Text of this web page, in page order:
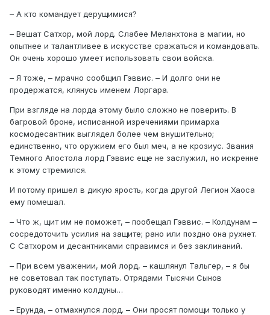
– А кто командует дерущимися?
– Вешат Сатхор, мой лорд. Слабее Меланхтона в магии, но
опытнее и талантливее в искусстве сражаться и командовать.
Он очень хорошо умеет использовать свои войска.
– Я тоже, – мрачно сообщил Гэввис. – И долго они не
продержатся, клянусь именем Лоргара.
При взгляде на лорда этому было сложно не поверить. В
багровой броне, исписанной изречениями примарха
космодесантник выглядел более чем внушительно;
единственно, что оружием его был меч, а не крозиус. Звания
Темного Апостола лорд Гэввис еще не заслужил, но искренне
к этому стремился.
И потому пришел в дикую ярость, когда другой Легион Хаоса
ему помешал.
– Что ж, щит им не поможет, – пообещал Гэввис. – Колдунам –
сосредоточить усилия на защите; рано или поздно она рухнет.
С Сатхором и десантниками справимся и без заклинаний.
– При всем уважении, мой лорд, – кашлянул Тальгер, – я бы
не советовал так поступать. Отрядами Тысячи Сынов
руководят именно колдуны…
– Ерунда, – отмахнулся лорд. – Они просят помощи только у